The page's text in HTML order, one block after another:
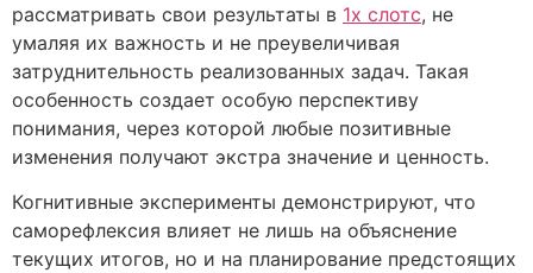
рассматривать свои результаты в 1х слотс, не
умаляя их важность и не преувеличивая
затруднительность реализованных задач. Такая
особенность создает особую перспективу
понимания, через которой любые позитивные
изменения получают экстра значение и ценность.
Когнитивные эксперименты демонстрируют, что
саморефлексия влияет не лишь на объяснение
текущих итогов, но и на планирование предстоящих